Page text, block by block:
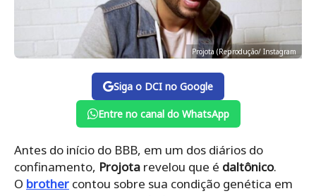
Projota (Reprodução/ Instagram
Siga o DCI no Google
Entre no canal do WhatsApp
Antes do início do BBB, em um dos diários do
confinamento, Projota revelou que é daltônico.
O brother contou sobre sua condição genética em